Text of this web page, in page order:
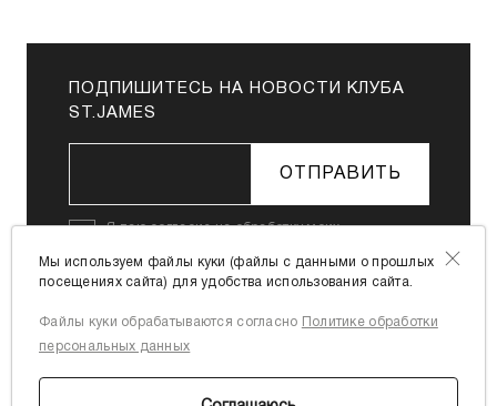
ПОДПИШИТЕСЬ НА НОВОСТИ КЛУБА
ST.JAMES
ОТПРАВИТЬ
Я даюсогласие на обработку моих
Политикой в отношении обработки
Я согласен с
Мы используем файлы куки (файлы с данными о прошлых
посещениях сайта) для удобства использования сайта.
Файлы куки обрабатываются согласно
Политике обработки
персональных данных